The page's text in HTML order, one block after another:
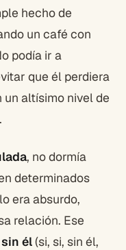
hecho de
un café con
podía ir a
que él perdiera
un altísimo nivel de
, no dormía
determinados
era absurdo,
relación. Ese
él(si, si, sin él,